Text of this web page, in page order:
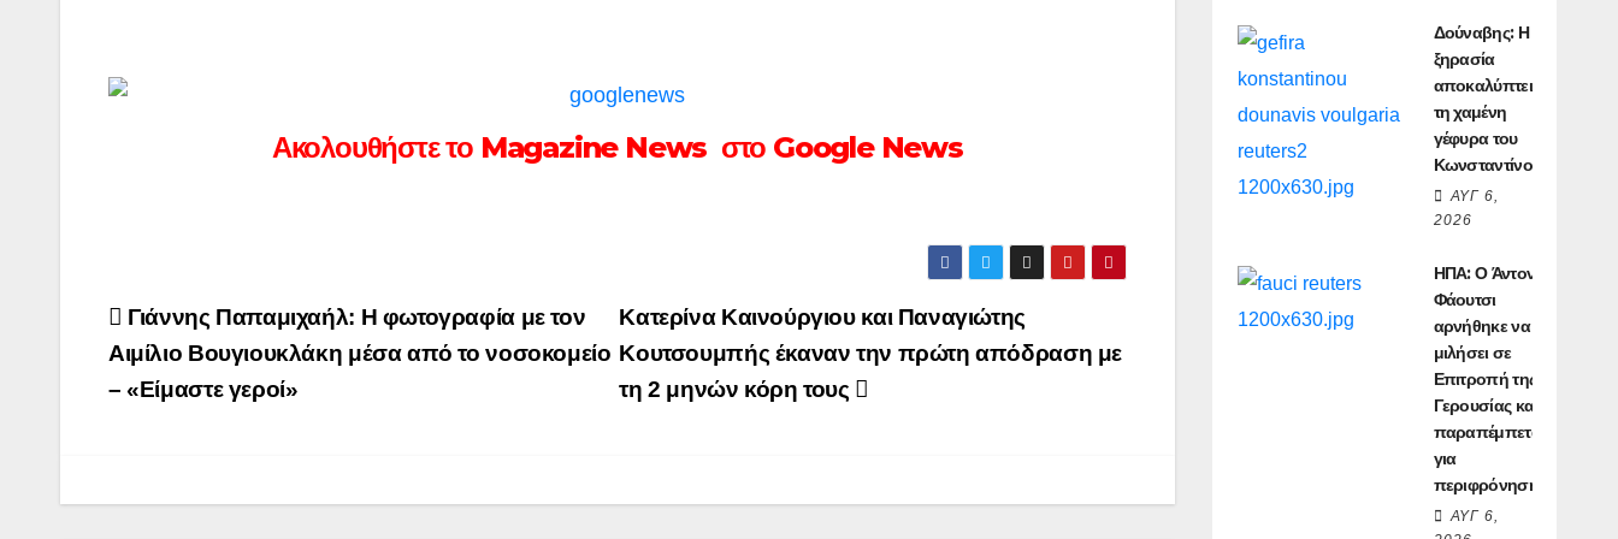
Ακολουθήστε το Magazine News στο Google News
Πλοήγηση
άρθρων
Κατερίνα Καινούργιου και Παναγιώτης
Κουτσουμπής έκαναν την πρώτη απόδραση με
τη 2 μηνών κόρη τους
Γιάννης Παπαμιχαήλ: Η φωτογραφία με τον
Αιμίλιο Βουγιουκλάκη μέσα από το νοσοκομείο
– «Είμαστε γεροί»
Δούναβης: Η
ξηρασία
αποκαλύπτει
τη χαμένη
γέφυρα του
Κωνσταντίνου
ΑΥΓ 6,
2026
ΗΠΑ: Ο Άντονι
Φάουτσι
αρνήθηκε να
μιλήσει σε
Επιτροπή της
Γερουσίας και
παραπέμπεται
για
περιφρόνηση
ΑΥΓ 6,